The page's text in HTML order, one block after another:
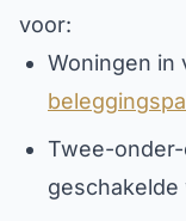
voor:
Woningen in
Twee-
geschakelde